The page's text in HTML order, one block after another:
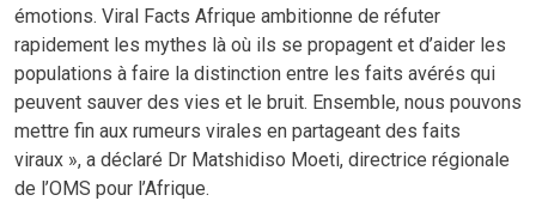
émotions. Viral Facts Afrique ambitionne de réfuter
rapidement les mythes là où ils se propagent et d’aider les
populations à faire la distinction entre les faits avérés qui
peuvent sauver des vies et le bruit. Ensemble, nous pouvons
mettre fin aux rumeurs virales en partageant des faits
viraux », a déclaré Dr Matshidiso Moeti, directrice régionale
de l’OMS pour l’Afrique.